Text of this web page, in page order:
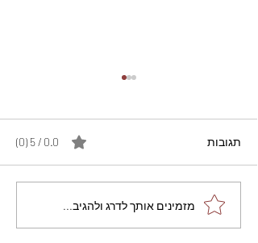
מתכון מנצח עוגת מייפל
שוקולד בחושה וקלה - זיוה
תגובות 0.0 / 5 ‏(0)
מזמינים אותך לדרג ולהגיב...